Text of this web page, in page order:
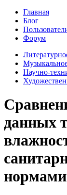
Главная
Блог
Форум
Научно-
данных
нормами